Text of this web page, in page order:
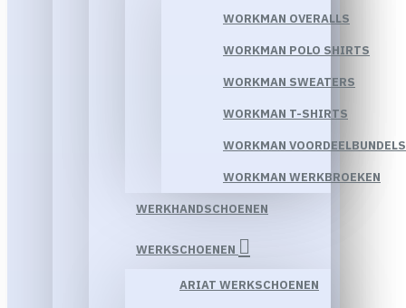
WORKMAN OVERALLS
WORKMAN POLO SHIRTS
WORKMAN SWEATERS
WORKMAN T-SHIRTS
WORKMAN VOORDEELBUNDELS
WORKMAN WERKBROEKEN
WERKHANDSCHOENEN
WERKSCHOENEN
ARIAT WERKSCHOENEN